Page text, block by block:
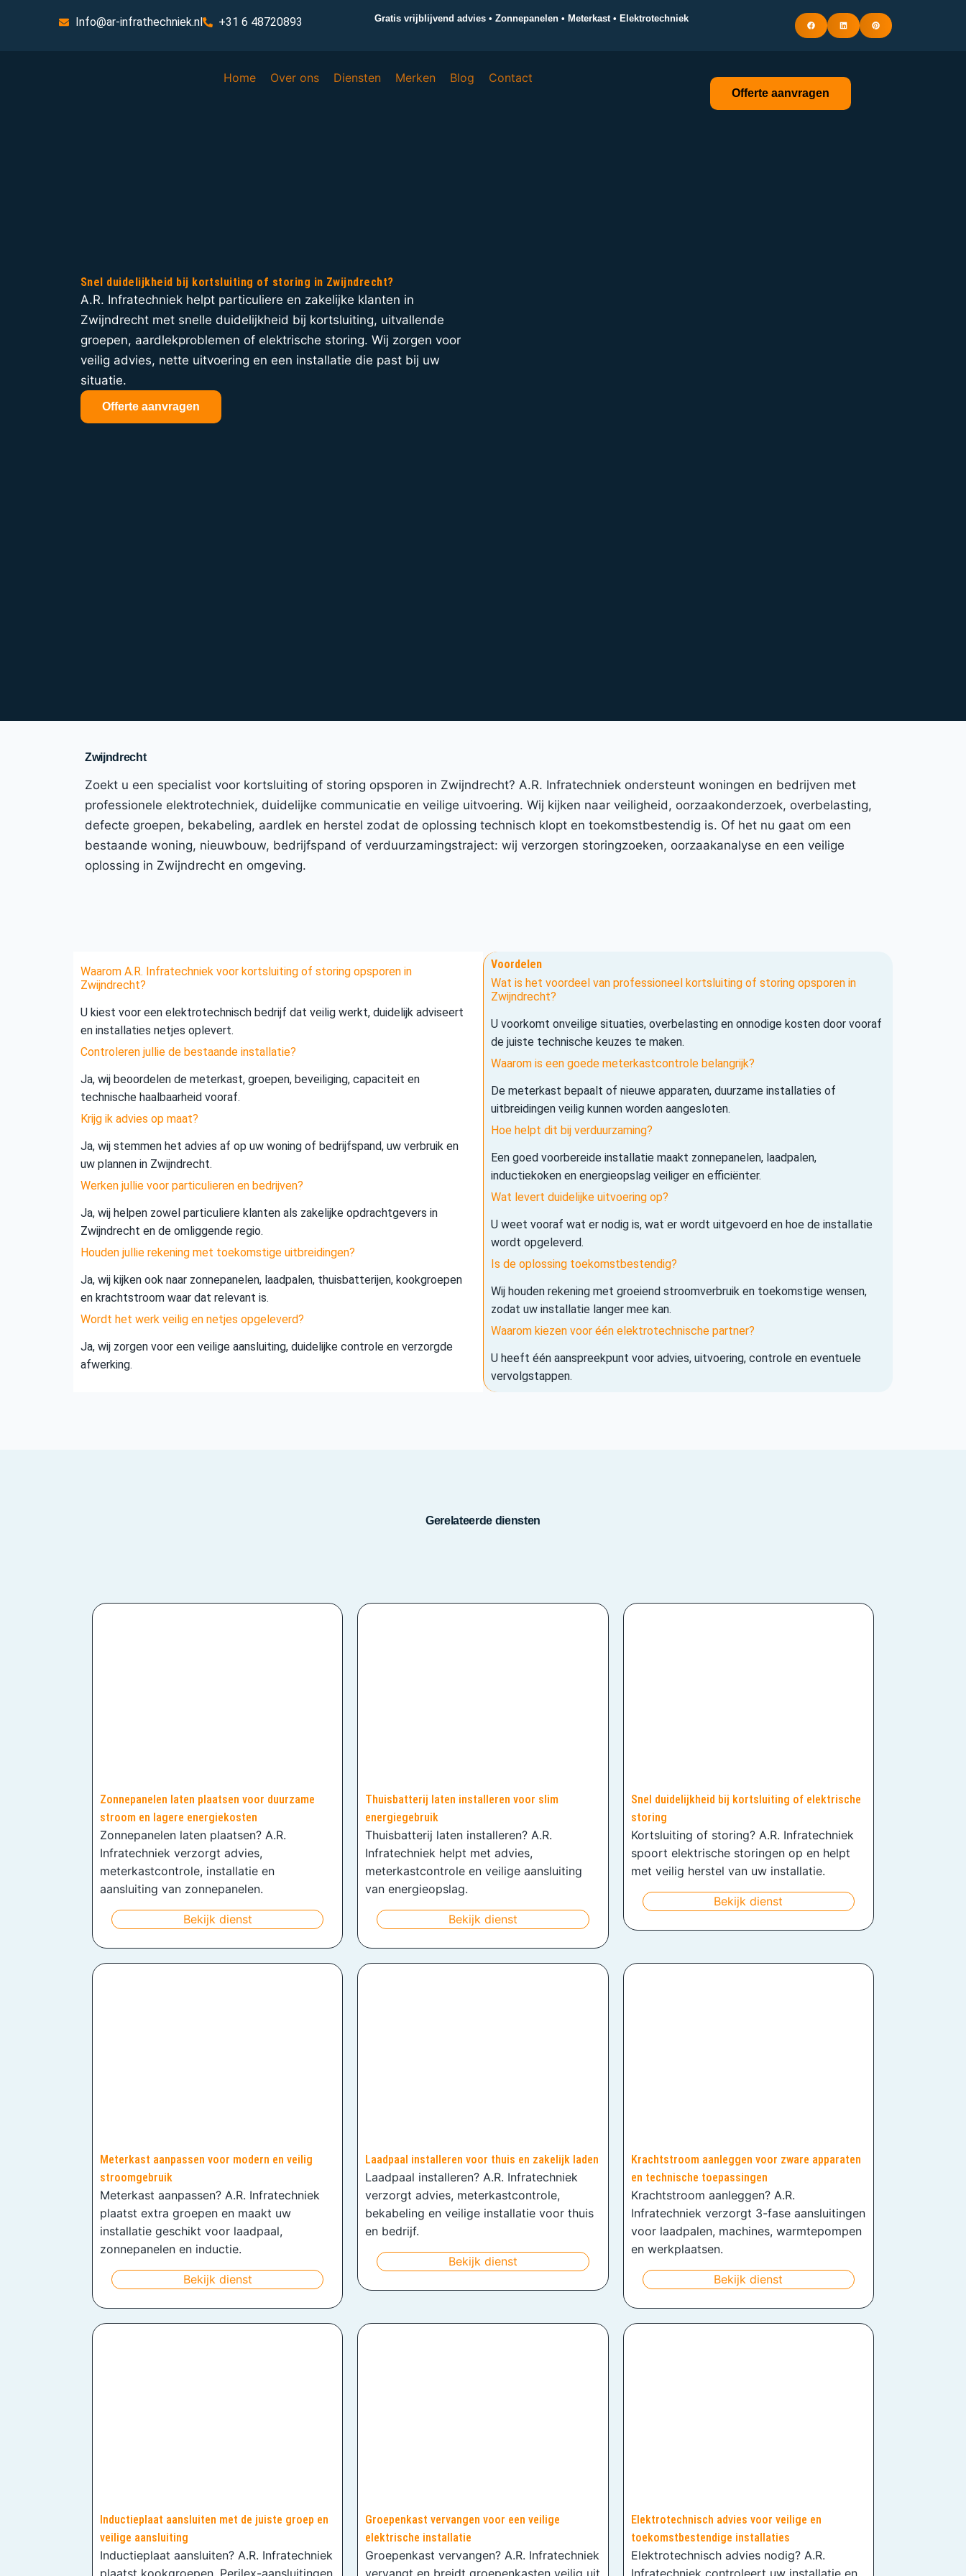
Info@ar-infrathechniek.nl +31 6 48720893 Gratis vrijblijvend advies • Zonnepanelen • Meterkast • Elektrotechniek
Home Over ons Diensten Merken Blog Contact
Offerte aanvragen
Snel duidelijkheid bij kortsluiting of storing in Zwijndrecht?
A.R. Infratechniek helpt particuliere en zakelijke klanten in
Zwijndrecht met snelle duidelijkheid bij kortsluiting, uitvallende
groepen, aardlekproblemen of elektrische storing. Wij zorgen voor
veilig advies, nette uitvoering en een installatie die past bij uw
situatie.
Offerte aanvragen
Zwijndrecht
Zoekt u een specialist voor kortsluiting of storing opsporen in Zwijndrecht? A.R. Infratechniek ondersteunt woningen en bedrijven met
professionele elektrotechniek, duidelijke communicatie en veilige uitvoering. Wij kijken naar veiligheid, oorzaakonderzoek, overbelasting,
defecte groepen, bekabeling, aardlek en herstel zodat de oplossing technisch klopt en toekomstbestendig is. Of het nu gaat om een
bestaande woning, nieuwbouw, bedrijfspand of verduurzamingstraject: wij verzorgen storingzoeken, oorzaakanalyse en een veilige
oplossing in Zwijndrecht en omgeving.
Waarom A.R. Infratechniek voor kortsluiting of storing opsporen in
Zwijndrecht?
U kiest voor een elektrotechnisch bedrijf dat veilig werkt, duidelijk adviseert
en installaties netjes oplevert.
Controleren jullie de bestaande installatie?
Ja, wij beoordelen de meterkast, groepen, beveiliging, capaciteit en
technische haalbaarheid vooraf.
Krijg ik advies op maat?
Ja, wij stemmen het advies af op uw woning of bedrijfspand, uw verbruik en
uw plannen in Zwijndrecht.
Werken jullie voor particulieren en bedrijven?
Ja, wij helpen zowel particuliere klanten als zakelijke opdrachtgevers in
Zwijndrecht en de omliggende regio.
Houden jullie rekening met toekomstige uitbreidingen?
Ja, wij kijken ook naar zonnepanelen, laadpalen, thuisbatterijen, kookgroepen
en krachtstroom waar dat relevant is.
Wordt het werk veilig en netjes opgeleverd?
Ja, wij zorgen voor een veilige aansluiting, duidelijke controle en verzorgde
afwerking.
Voordelen
Wat is het voordeel van professioneel kortsluiting of storing opsporen in
Zwijndrecht?
U voorkomt onveilige situaties, overbelasting en onnodige kosten door vooraf
de juiste technische keuzes te maken.
Waarom is een goede meterkastcontrole belangrijk?
De meterkast bepaalt of nieuwe apparaten, duurzame installaties of
uitbreidingen veilig kunnen worden aangesloten.
Hoe helpt dit bij verduurzaming?
Een goed voorbereide installatie maakt zonnepanelen, laadpalen,
inductiekoken en energieopslag veiliger en efficiënter.
Wat levert duidelijke uitvoering op?
U weet vooraf wat er nodig is, wat er wordt uitgevoerd en hoe de installatie
wordt opgeleverd.
Is de oplossing toekomstbestendig?
Wij houden rekening met groeiend stroomverbruik en toekomstige wensen,
zodat uw installatie langer mee kan.
Waarom kiezen voor één elektrotechnische partner?
U heeft één aanspreekpunt voor advies, uitvoering, controle en eventuele
vervolgstappen.
Gerelateerde diensten
Zonnepanelen laten plaatsen voor duurzame
stroom en lagere energiekosten
Zonnepanelen laten plaatsen? A.R.
Infratechniek verzorgt advies,
meterkastcontrole, installatie en
aansluiting van zonnepanelen.
Bekijk dienst
Thuisbatterij laten installeren voor slim
energiegebruik
Thuisbatterij laten installeren? A.R.
Infratechniek helpt met advies,
meterkastcontrole en veilige aansluiting
van energieopslag.
Bekijk dienst
Snel duidelijkheid bij kortsluiting of elektrische
storing
Kortsluiting of storing? A.R. Infratechniek
spoort elektrische storingen op en helpt
met veilig herstel van uw installatie.
Bekijk dienst
Meterkast aanpassen voor modern en veilig
stroomgebruik
Meterkast aanpassen? A.R. Infratechniek
plaatst extra groepen en maakt uw
installatie geschikt voor laadpaal,
zonnepanelen en inductie.
Bekijk dienst
Laadpaal installeren voor thuis en zakelijk laden
Laadpaal installeren? A.R. Infratechniek
verzorgt advies, meterkastcontrole,
bekabeling en veilige installatie voor thuis
en bedrijf.
Bekijk dienst
Krachtstroom aanleggen voor zware apparaten
en technische toepassingen
Krachtstroom aanleggen? A.R.
Infratechniek verzorgt 3-fase aansluitingen
voor laadpalen, machines, warmtepompen
en werkplaatsen.
Bekijk dienst
Inductieplaat aansluiten met de juiste groep en
veilige aansluiting
Inductieplaat aansluiten? A.R. Infratechniek
Groepenkast vervangen voor een veilige
elektrische installatie
Groepenkast vervangen? A.R. Infratechniek
Elektrotechnisch advies voor veilige en
toekomstbestendige installaties
Elektrotechnisch advies nodig? A.R.